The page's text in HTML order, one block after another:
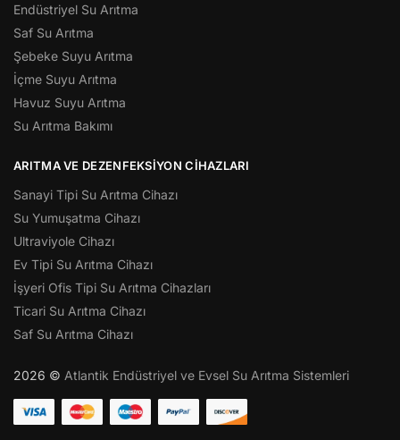
Endüstriyel Su Arıtma
Saf Su Arıtma
Şebeke Suyu Arıtma
İçme Suyu Arıtma
Havuz Suyu Arıtma
Su Arıtma Bakımı
ARITMA VE DEZENFEKSIYON CIHAZLARI
Sanayi Tipi Su Arıtma Cihazı
Su Yumuşatma Cihazı
Ultraviyole Cihazı
Ev Tipi Su Arıtma Cihazı
İşyeri Ofis Tipi Su Arıtma Cihazları
Ticari Su Arıtma Cihazı
Saf Su Arıtma Cihazı
2026 © Atlantik Endüstriyel ve Evsel Su Arıtma Sistemleri